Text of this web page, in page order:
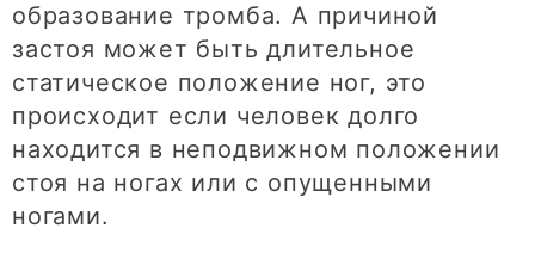
образование тромба. А причиной
застоя может быть длительное
статическое положение ног, это
происходит если человек долго
находится в неподвижном положении
стоя на ногах или с опущенными
ногами.